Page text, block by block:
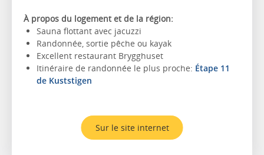
À propos du logement et de la région:
Sauna flottant avec jacuzzi
Randonnée, sortie pêche ou kayak
Excellent restaurant Brygghuset
Itinéraire de randonnée le plus proche: Étape 11
de Kuststigen
Sur le site internet